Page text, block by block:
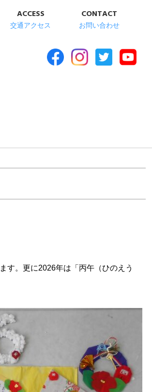
ACCESS
交通アクセス
CONTACT
お問い合わせ
福祉施設 清華苑
す。更に2026年は「丙午（ひのえう